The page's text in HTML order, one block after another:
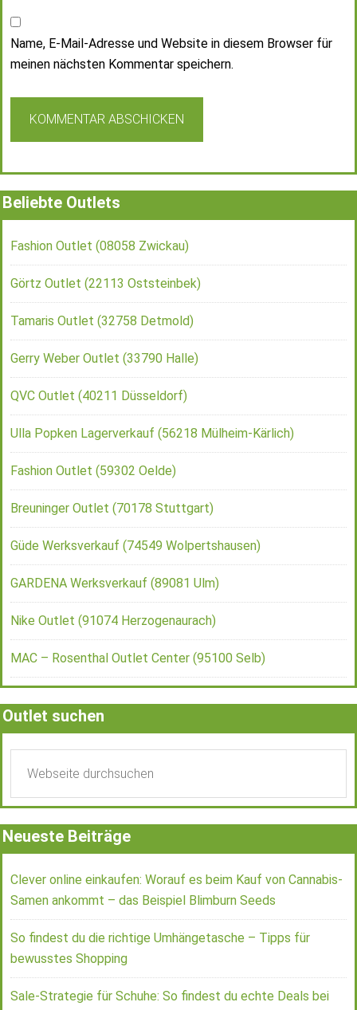
Name, E-Mail-Adresse und Website in diesem Browser für
meinen nächsten Kommentar speichern.
Beliebte Outlets
Fashion Outlet (08058 Zwickau)
Görtz Outlet (22113 Oststeinbek)
Tamaris Outlet (32758 Detmold)
Gerry Weber Outlet (33790 Halle)
QVC Outlet (40211 Düsseldorf)
Ulla Popken Lagerverkauf (56218 Mülheim-Kärlich)
Fashion Outlet (59302 Oelde)
Breuninger Outlet (70178 Stuttgart)
Güde Werksverkauf (74549 Wolpertshausen)
GARDENA Werksverkauf (89081 Ulm)
Nike Outlet (91074 Herzogenaurach)
MAC – Rosenthal Outlet Center (95100 Selb)
Outlet suchen
Neueste Beiträge
Clever online einkaufen: Worauf es beim Kauf von Cannabis-
Samen ankommt – das Beispiel Blimburn Seeds
So findest du die richtige Umhängetasche – Tipps für
bewusstes Shopping
Sale-Strategie für Schuhe: So findest du echte Deals bei